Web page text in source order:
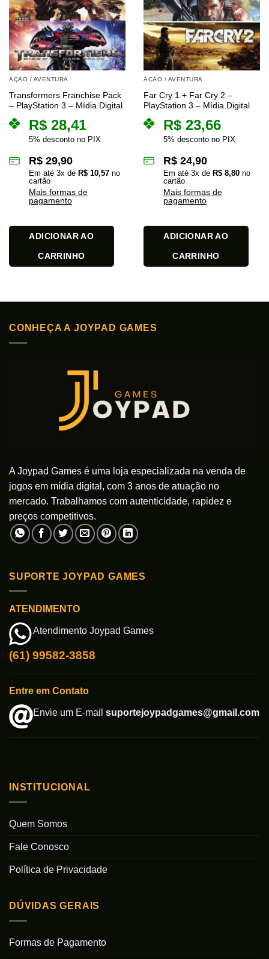
AÇÃO / AVENTURA
Transformers Franchise Pack
– PlayStation 3 – Mídia Digital
R$ 28,41
5% desconto no PIX
R$ 29,90
Em até 3x de R$ 10,57 no
cartão
Mais formas de
pagamento
ADICIONAR AO
CARRINHO
AÇÃO / AVENTURA
Far Cry 1 + Far Cry 2 –
PlayStation 3 – Mídia Digital
R$ 23,66
5% desconto no PIX
R$ 24,90
Em até 3x de R$ 8,80 no
cartão
Mais formas de
pagamento
ADICIONAR AO
CARRINHO
CONHEÇA A JOYPAD GAMES
A Joypad Games é uma loja especializada na venda de
jogos em mídia digital, com 3 anos de atuação no
mercado. Trabalhamos com autenticidade, rapidez e
preços competitivos.
SUPORTE JOYPAD GAMES
ATENDIMENTO
Atendimento Joypad Games
(61) 99582-3858
Entre em Contato
Envie um E-mail suportejoypadgames@gmail.com
INSTITUCIONAL
Quem Somos
Fale Conosco
Política de Privacidade
DÚVIDAS GERAIS
Formas de Pagamento